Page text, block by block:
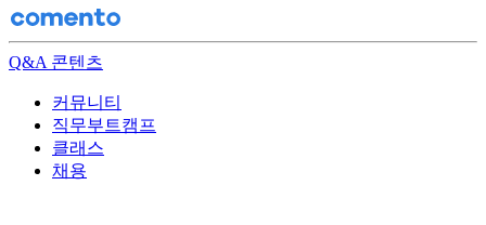
Q&A 콘텐츠
커뮤니티
직무부트캠프
클래스
채용